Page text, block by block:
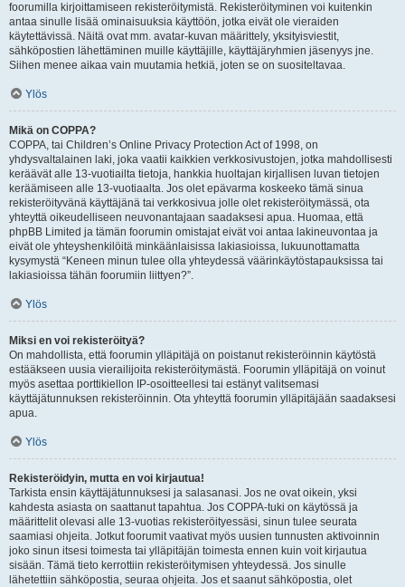
foorumilla kirjoittamiseen rekisteröitymistä. Rekisteröityminen voi kuitenkin
antaa sinulle lisää ominaisuuksia käyttöön, jotka eivät ole vieraiden
käytettävissä. Näitä ovat mm. avatar-kuvan määrittely, yksityisviestit,
sähköpostien lähettäminen muille käyttäjille, käyttäjäryhmien jäsenyys jne.
Siihen menee aikaa vain muutamia hetkiä, joten se on suositeltavaa.
Ylös
Mikä on COPPA?
COPPA, tai Children’s Online Privacy Protection Act of 1998, on
yhdysvaltalainen laki, joka vaatii kaikkien verkkosivustojen, jotka mahdollisesti
keräävät alle 13-vuotiailta tietoja, hankkia huoltajan kirjallisen luvan tietojen
keräämiseen alle 13-vuotiaalta. Jos olet epävarma koskeeko tämä sinua
rekisteröityvänä käyttäjänä tai verkkosivua jolle olet rekisteröitymässä, ota
yhteyttä oikeudelliseen neuvonantajaan saadaksesi apua. Huomaa, että
phpBB Limited ja tämän foorumin omistajat eivät voi antaa lakineuvontaa ja
eivät ole yhteyshenkilöitä minkäänlaisissa lakiasioissa, lukuunottamatta
kysymystä “Keneen minun tulee olla yhteydessä väärinkäytöstapauksissa tai
lakiasioissa tähän foorumiin liittyen?”.
Ylös
Miksi en voi rekisteröityä?
On mahdollista, että foorumin ylläpitäjä on poistanut rekisteröinnin käytöstä
estääkseen uusia vierailijoita rekisteröitymästä. Foorumin ylläpitäjä on voinut
myös asettaa porttikiellon IP-osoitteellesi tai estänyt valitsemasi
käyttäjätunnuksen rekisteröinnin. Ota yhteyttä foorumin ylläpitäjään saadaksesi
apua.
Ylös
Rekisteröidyin, mutta en voi kirjautua!
Tarkista ensin käyttäjätunnuksesi ja salasanasi. Jos ne ovat oikein, yksi
kahdesta asiasta on saattanut tapahtua. Jos COPPA-tuki on käytössä ja
määrittelit olevasi alle 13-vuotias rekisteröityessäsi, sinun tulee seurata
saamiasi ohjeita. Jotkut foorumit vaativat myös uusien tunnusten aktivoinnin
joko sinun itsesi toimesta tai ylläpitäjän toimesta ennen kuin voit kirjautua
sisään. Tämä tieto kerrottiin rekisteröitymisen yhteydessä. Jos sinulle
lähetettiin sähköpostia, seuraa ohjeita. Jos et saanut sähköpostia, olet